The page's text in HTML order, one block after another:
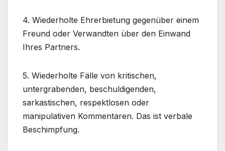
4. Wiederholte Ehrerbietung gegenüber einem
Freund oder Verwandten über den Einwand
Ihres Partners.
5. Wiederholte Fälle von kritischen,
untergrabenden, beschuldigenden,
sarkastischen, respektlosen oder
manipulativen Kommentaren. Das ist verbale
Beschimpfung.